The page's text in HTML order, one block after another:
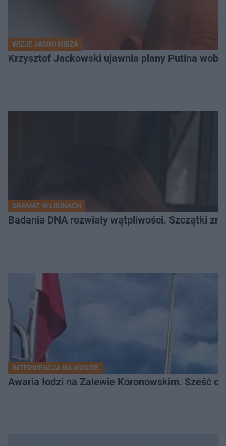
WIZJE JASNOWIDZA
Krzysztof Jackowski ujawnia plany Putina
DRAMAT W LISINACH
Badania DNA rozwiały wątpliwości. Szczątki
INTERWENCJA NA WODZIE
Awaria łodzi na Zalewie Koronowskim. Sześć